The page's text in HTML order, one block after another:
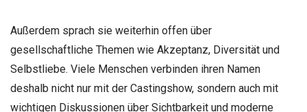
Außerdem sprach sie weiterhin offen über
gesellschaftliche Themen wie Akzeptanz, Diversität und
Selbstliebe. Viele Menschen verbinden ihren Namen
deshalb nicht nur mit der Castingshow, sondern auch mit
wichtigen Diskussionen über Sichtbarkeit und moderne